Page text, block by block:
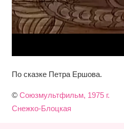
По сказке Петра Ершова.
© Союзмультфильм, 1975 г.
Снежко-Блоцкая